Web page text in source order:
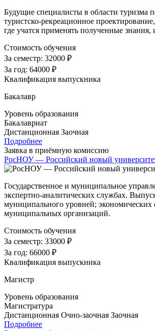
Будущие специалисты в области туризма
туристско-рекреационное
где учатся применять полученные
Стоимость обучения
За семестр: 32000 ₽
За год: 64000 ₽
Квалификация выпускника
Бакалавр
Уровень образования
Бакалавриат
Дистанционная Заочная
Подробнее
Заявка в приёмную комиссию
РосНОУ — Российский новый
Государственное и муниципальное
экспертно-аналитических службах.
муниципального уровней; экономических
муниципальных организаций.
Стоимость обучения
За семестр: 33000 ₽
За год: 66000 ₽
Квалификация выпускника
Магистр
Уровень образования
Магистратура
Дистанционная Очно-заочная Заочная
Подробнее